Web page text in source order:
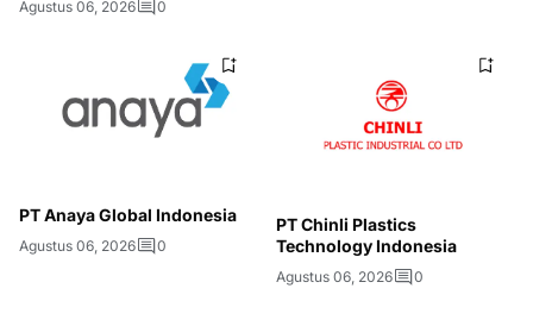
Agustus 06, 2026 0
PT Anaya Global Indonesia
Agustus 06, 2026 0
PT Chinli Plastics
Technology Indonesia
Agustus 06, 2026 0